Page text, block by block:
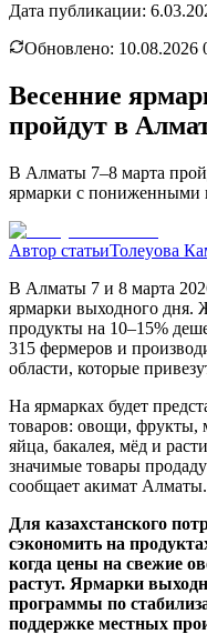
Дата публикации:
Обновлено: 10.08.2026
Весенние
пройдут в
В Алматы 7–8 марта
ярмарки с пониженными
Автор статьиТолеуова
В Алматы 7 и 8 марта
ярмарки выходного дня.
продукты на 10–15%
315 фермеров и
области, которые
На ярмарках будет
товаров: овощи, фрукты,
яйца, бакалея, мёд и
значимые товары
сообщает акимат Алматы.
Для казахстанского
сэкономить на
когда цены на свежие
растут. Ярмарки
программы по
поддержке местных